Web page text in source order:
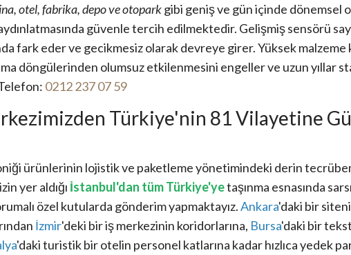
otel, fabrika, depo ve otoparkgibi geniş ve gün içinde dönemsel
güvenle tercih edilmektedir. Gelişmiş sensörü
fark eder ve gecikmesiz olarak devreye girer. Yüksek malzeme
döngülerinden olumsuz etkilenmesini engeller ve uzun yıllar
0212 237 07 59
Türkiye'nin 81 Vilayetine
ürünlerinin lojistik ve paketleme yönetimindeki derin
yer aldığı İstanbul'dan tüm Türkiye'yetaşınma esnasında
özel kutularda gönderim yapmaktayız.Ankara'daki bir
İzmir'deki bir iş merkezinin koridorlarına, Bursa'daki bir
'daki turistik bir otelin personel katlarına kadar hızlıca yedek